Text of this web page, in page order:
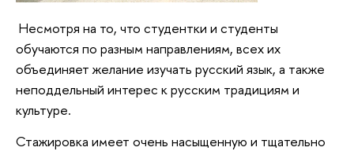
Несмотря на то, что студентки и студенты
обучаются по разным направлениям, всех их
объединяет желание изучать русский язык, а также
неподдельный интерес к русским традициям и
культуре.
Стажировка имеет очень насыщенную и тщательно